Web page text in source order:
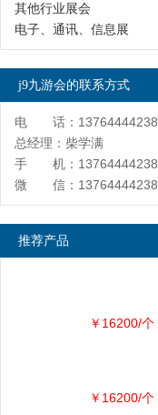
其他行业展会
电子、通讯、信息展
j9九游会的联系方式
电 话：13764444238
总经理：柴学满
手 机：13764444238
微 信：13764444238
推荐产品
￥16200/个
￥16200/个